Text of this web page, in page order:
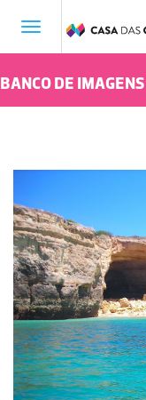
Toggle
BANCO DE IMAGENS